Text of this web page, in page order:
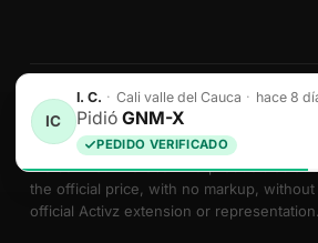
IC
I. C. · Cali valle del Cauca · hace 8
Pidió GNM-X
PEDIDO VERIFICADO
Envíos a Perú · México · EE. UU. ·
We sell Activz Global LLC products as
the official price, with no markup,
official Activz extension or representation.